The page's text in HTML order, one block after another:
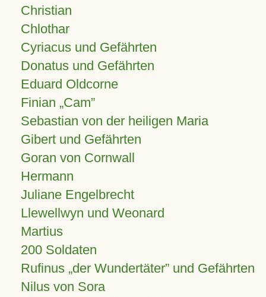
Christian
Chlothar
Cyriacus und Gefährten
Donatus und Gefährten
Eduard Oldcorne
Finian Cam
Sebastian von der heiligen Maria
Gibert und Gefährten
Goran von Cornwall
Hermann
Juliane Engelbrecht
Llewellwyn und Weonard
Martius
200 Soldaten
Rufinus „der Wundertäter” und Gefährten
Nilus von Sora